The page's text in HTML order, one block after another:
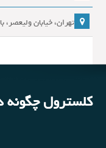
تهران، خیابان ولیعصر،
کلسترول